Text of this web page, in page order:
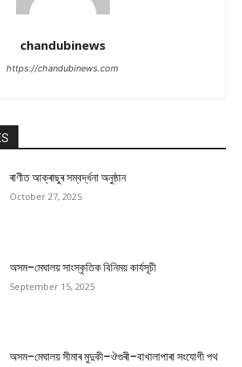
chandubinews
https://chandubinews.com
ৰাণীত আক্ৰাছুৰ সম্বৰ্দ্ধনা অনুষ্ঠান
October 27, 2025
অসম–মেঘালয় সাংস্কৃতিক বিনিময় কাৰ্যসূচী
September 15, 2025
অসম–মেঘালয় সীমাৰ মুদুকী–ঔগুৰী–বাখালাপাৰা সংযোগী পথ